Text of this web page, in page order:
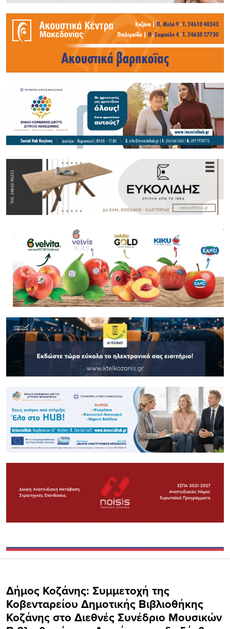
Δήμος Κοζάνης: Συμμετοχή της
Κοβενταρείου Δημοτικής Βιβλιοθήκης
Κοζάνης στο Διεθνές Συνέδριο Μουσικών